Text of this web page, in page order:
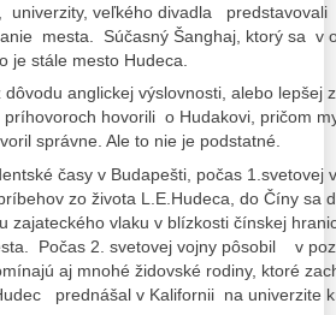
univerzity, veľkého divadla
mesta. Súčasný Šanghaj, ktorý sa v
je stále mesto Hudeca.
dôvodu anglickej výslovnosti, alebo
hovorili o Hudakovi, pričom
správne. Ale to nie je podstatné.
časy v Budapešti, počas 1.svetovej
zo života L.E.Hudeca, do Číny sa
zajateckého vlaku v blízkosti čínskej
Počas 2. svetovej vojny pôsobil v
aj mnohé židovské rodiny, ktoré
prednášal v Kalifornii na univerzite